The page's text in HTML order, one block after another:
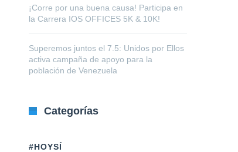
¡Corre por una buena causa! Participa en
la Carrera IOS OFFICES 5K & 10K!
Superemos juntos el 7.5: Unidos por Ellos
activa campaña de apoyo para la
población de Venezuela
Categorías
#HOYSÍ